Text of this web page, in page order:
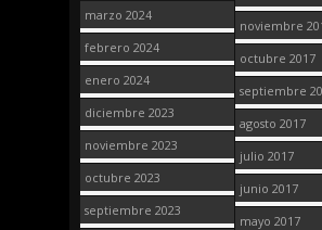
marzo 2024
febrero 2024
enero 2024
diciembre 2023
noviembre 2023
octubre 2023
septiembre 2023
noviembre
octubre 2017
septiembre
agosto 2017
julio 2017
junio 2017
mayo 2017